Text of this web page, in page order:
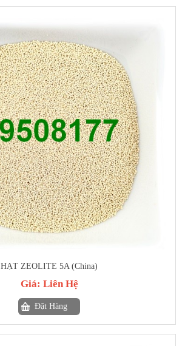
HẠT ZEOLITE 5A (China)
Giá: Liên Hệ
Đặt Hàng